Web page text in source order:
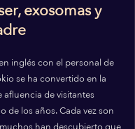
exosomas y
inglés con el personal de
se ha convertido en la
de visitantes
de los años. Cada vez son